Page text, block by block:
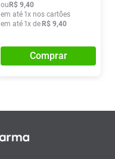
ou R$ 9,40
em até 1x nos cartões
em até 1x de R$ 9,40
Comprar